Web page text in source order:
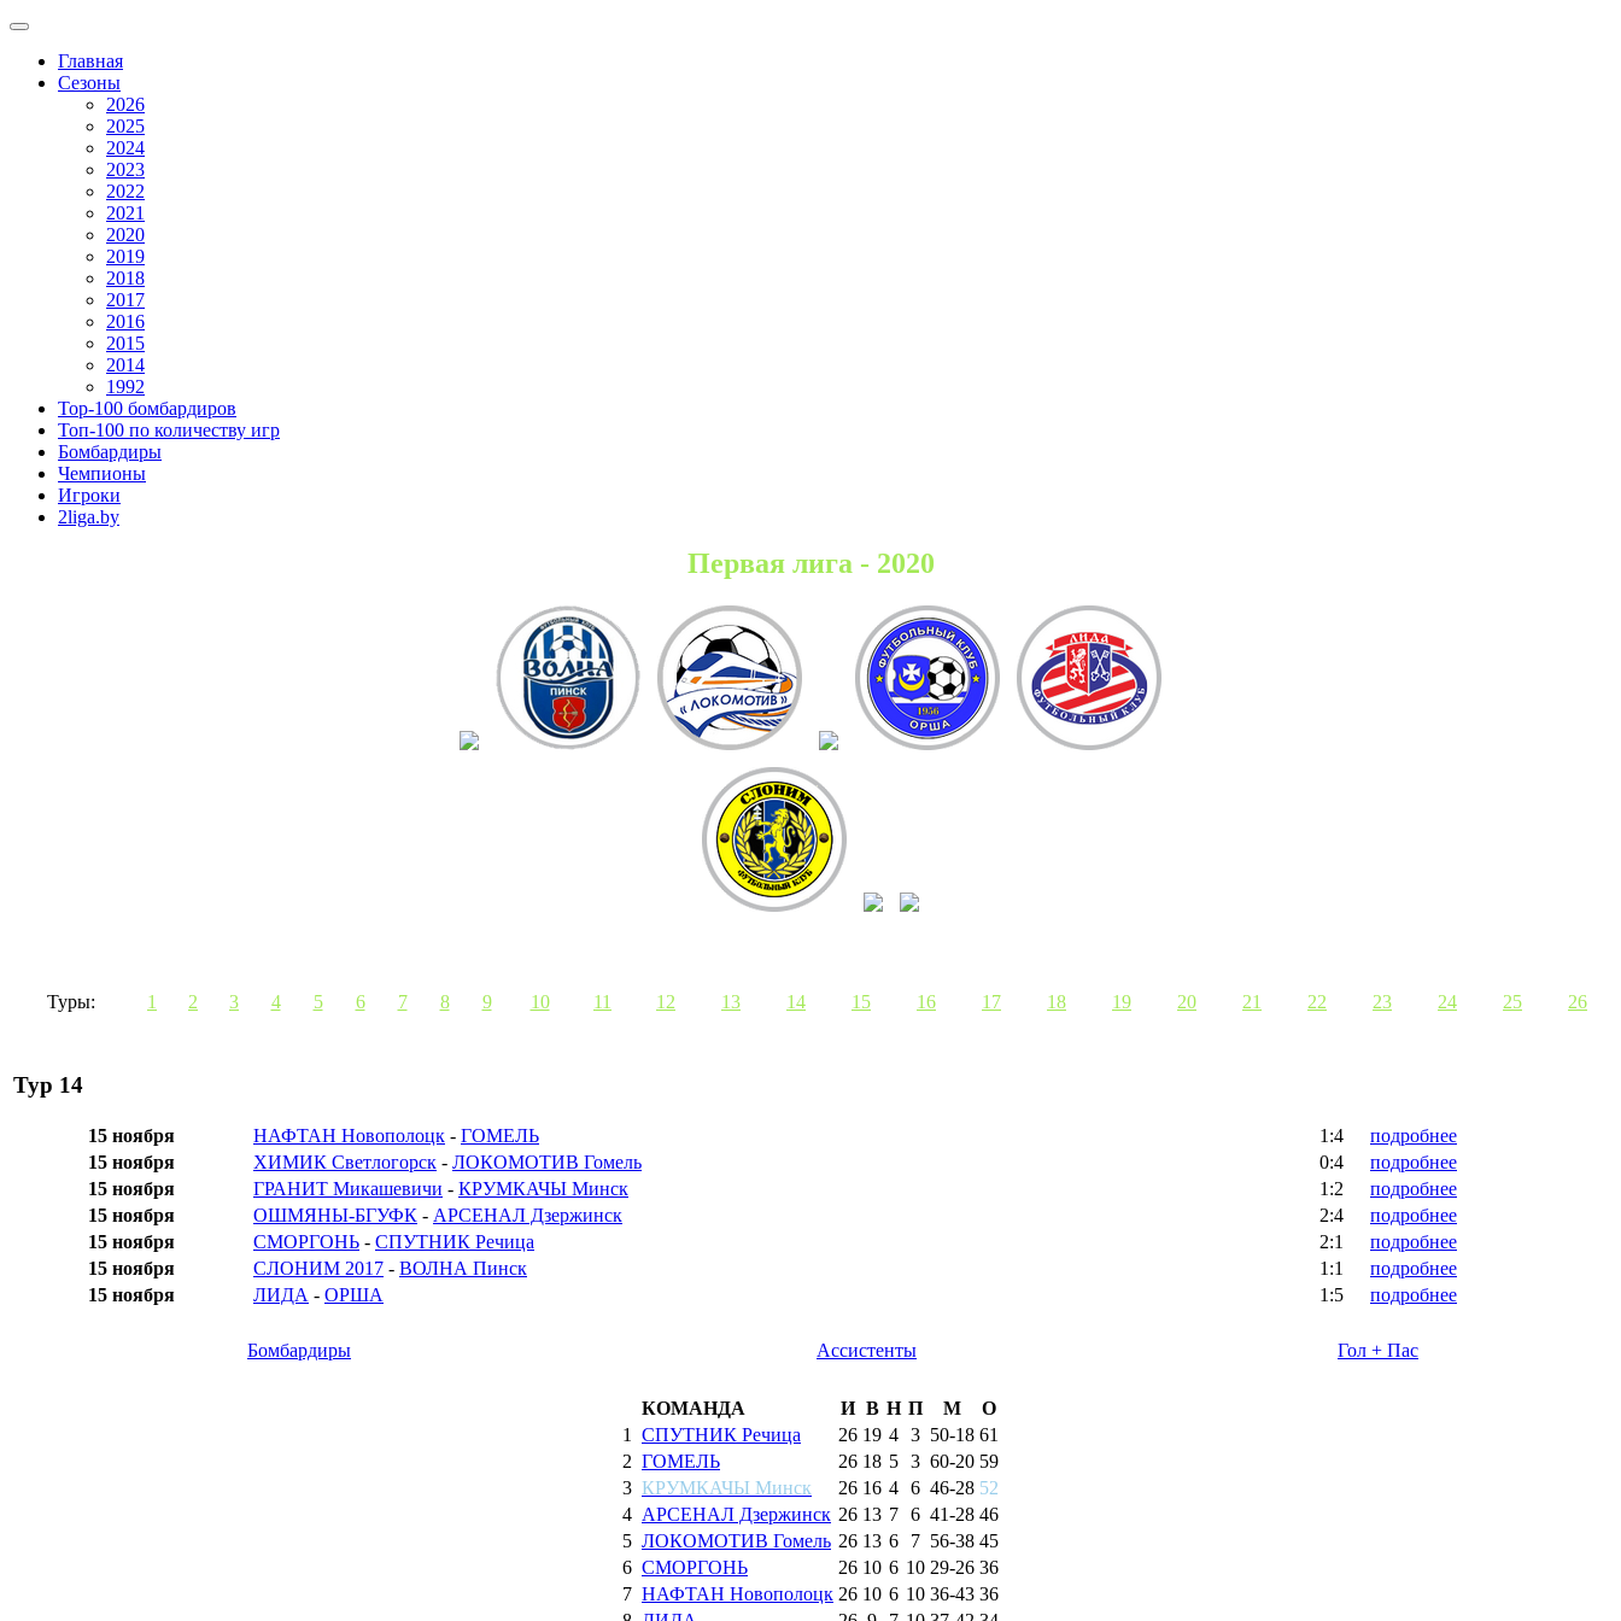
Главная
Сезоны
2026
2025
2024
2023
2022
2021
2020
2019
2018
2017
2016
2015
2014
1992
Top-100 бомбардиров
Топ-100 по количеству игр
Бомбардиры
Чемпионы
Игроки
2liga.by
Первая лига - 2020
Туры: 1 2 3 4 5 6 7 8 9 10 11 12 13 14 15 16 17 18 19 20 21 22 23 24 25 26
Тур 14
15 ноября НАФТАН Новополоцк - ГОМЕЛЬ 1:4
подробнее
15 ноября
ХИМИК Светлогорск - ЛОКОМОТИВ Гомель 0:4
подробнее
15 ноября
ГРАНИТ Микашевичи - КРУМКАЧЫ Минск 1:2
подробнее
15 ноября
ОШМЯНЫ-БГУФК - АРСЕНАЛ Дзержинск 2:4
подробнее
15 ноября
СМОРГОНЬ - СПУТНИК Речица 2:1
подробнее
15 ноября
СЛОНИМ 2017 - ВОЛНА Пинск 1:1
подробнее
15 ноября
ЛИДА - ОРША 1:5 подробнее
Бомбардиры Ассистенты Гол + Пас
КОМАНДА И В Н П М
О
1
СПУТНИК Речица 26 19 4 3 50-18 61
2 ГОМЕЛЬ 26 18 5 3 60-20 59
3 КРУМКАЧЫ Минск 26 16 4 6 46-28 52
4 АРСЕНАЛ Дзержинск 26 13 7 6 41-28 46
5 ЛОКОМОТИВ Гомель 26 13 6 7 56-38 45
6 СМОРГОНЬ 26 10 6 10 29-26 36
7 НАФТАН Новополоцк 26 10 6 10 36-43 36